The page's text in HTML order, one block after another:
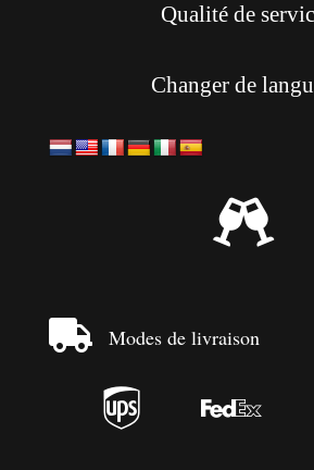
Qualité de
Changer de

 Modes de livraison
 